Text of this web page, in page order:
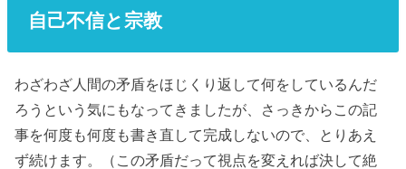
自己不信と宗教
わざわざ人間の矛盾をほじくり返して何をしているんだ
ろう という気にもなってきましたが、さっきからこの記
事を何度も何度も書き直して完成しないので、とりあえ
ず続けます。（この矛盾だって視点を変えれば決して絶